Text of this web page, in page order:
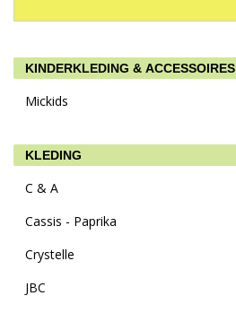
KINDERKLEDING & ACCESSOIRES
Mickids
KLEDING
C & A
Cassis - Paprika
Crystelle
JBC